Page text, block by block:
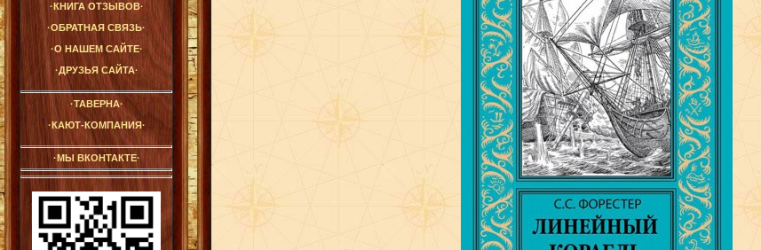
·КНИГА ОТЗЫВОВ·
·ОБРАТНАЯ СВЯЗЬ·
·О НАШЕМ САЙТЕ·
·ДРУЗЬЯ САЙТА·
·ТАВЕРНА·
·КАЮТ-КОМПАНИЯ·
·МЫ ВКОНТАКТЕ·